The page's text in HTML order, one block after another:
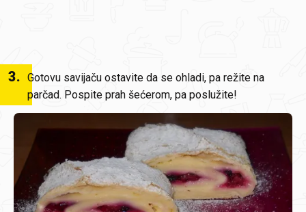
3. Gotovu savijaču ostavite da se ohladi, pa režite na
parčad. Pospite prah šećerom, pa poslužite!